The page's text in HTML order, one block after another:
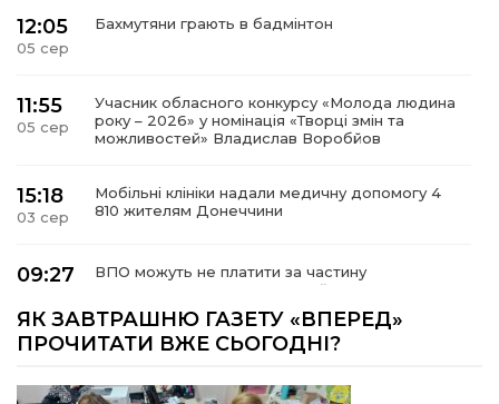
12:05
05 сер
Бахмутяни грають в бадмінтон
11:55
05 сер
Учасник обласного конкурсу «Молода людина
року – 2026» у номінація «Творці змін та
можливостей» Владислав Воробйов
15:18
03 сер
Мобільні клініки надали медичну допомогу 4
810 жителям Донеччини
09:27
ВПО можуть не платити за частину
комунальних послуг: про що йдеться
14:12
Досі ВПО? Юристка розповіла, коли
внутрішньо переміщеної особи
ЯК ЗАВТРАШНЮ ГАЗЕТУ «ВПЕРЕД»
ПРОЧИТАТИ ВЖЕ СЬОГОДНІ?